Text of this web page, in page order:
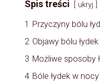
Spis treści ukryj
1
Przyczyny bólu
2 Objawy bólu
3 Możliwe sposoby
4 Bóle łydek w